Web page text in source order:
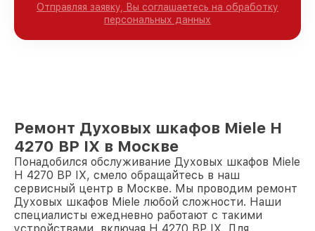
Отправляя заявку, Вы соглашаетесь на обработку
персональных данных
Ремонт Духовых шкафов Miele H
4270 BP IX в Москве
Понадобился обслуживание Духовых шкафов Miele
H 4270 BP IX, смело обращайтесь в наш
сервисный центр в Москве. Мы проводим ремонт
Духовых шкафов Miele любой сложности. Наши
специалисты ежедневно работают с такими